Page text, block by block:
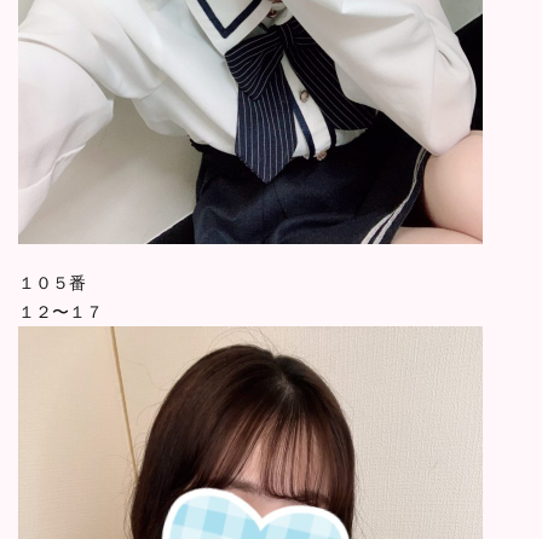
１０５番
１２〜１７